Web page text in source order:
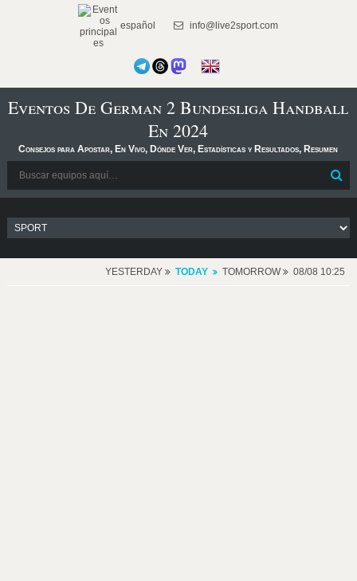
español info@live2sport.com
Eventos De German 2 Bundesliga Handball
En 2024
Consejos para Apostar, En Vivo, Dónde Ver, Estadísticas y Resultados, Resumen
YESTERDAY TODAY TOMORROW 08/08 10:25